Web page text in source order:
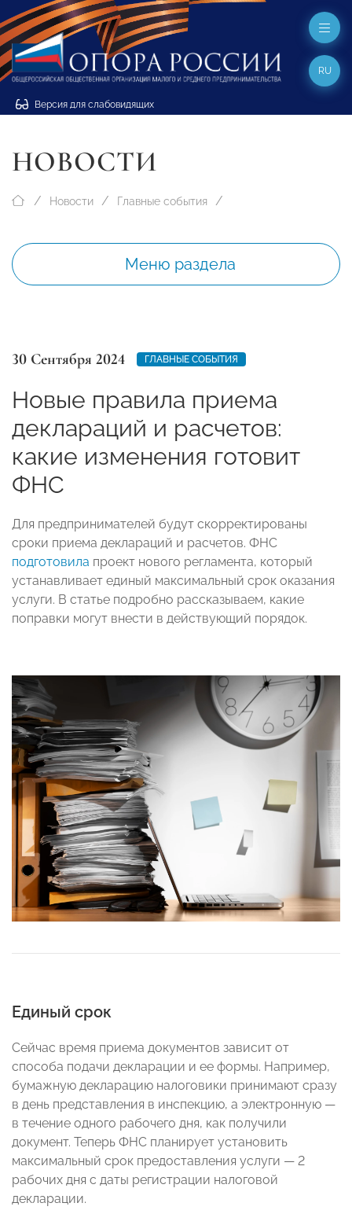
Версия для слабовидящих
RU
НОВОСТИ
Новости Главные события
Меню раздела
30 Сентября 2024 ГЛАВНЫЕ СОБЫТИЯ
Новые правила приема
деклараций и расчетов:
какие изменения готовит
ФНС
Для предпринимателей будут скорректированы
сроки приема деклараций и расчетов. ФНС
подготовила проект нового регламента, который
устанавливает единый максимальный срок оказания
услуги. В статье подробно рассказываем, какие
поправки могут внести в действующий порядок.
Единый срок
Сейчас время приема документов зависит от
способа подачи декларации и ее формы. Например,
бумажную декларацию налоговики принимают сразу
в день представления в инспекцию, а электронную —
в течение одного рабочего дня, как получили
документ. Теперь ФНС планирует установить
максимальный срок предоставления услуги — 2
рабочих дня с даты регистрации налоговой
декларации.